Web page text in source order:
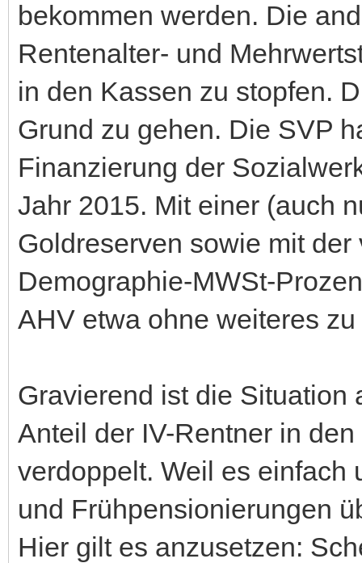
bekommen werden. Die
Rentenalter- und
in den Kassen zu stopfen.
Grund zu gehen. Die SVP
Finanzierung der
Jahr 2015. Mit einer (auch
Goldreserven sowie mit
Demographie-MWSt-
AHV etwa ohne weiteres
Gravierend ist die Situation
Anteil der IV-Rentner in
verdoppelt. Weil es einfach
und Frühpensionierungen
Hier gilt es anzusetzen: